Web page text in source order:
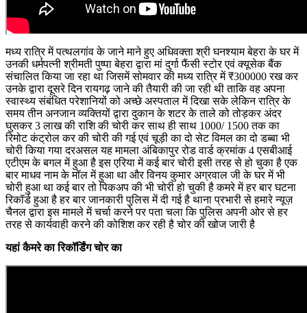
मध्य रात्रि में पत्थलगांव के जाने माने हुए अधिवक्ता श्री घनश्याम बेहरा के घर में
उनकी धर्मपत्नी श्रीमती पुष्पा बेहरा द्वारा मां दुर्गा फैंसी स्टोर एवं क्यूसेक बैंक
संचालित किया जा रहा था जिसमें सोमवार की मध्य रात्रि में ₹300000 रख कर
उनके द्वारा दूसरे दिन रायगढ़ जाने की तैयारी की जा रही थी ताकि वह अपना
स्वास्थ्य संबंधित परेशानियों को अच्छे अस्पताल में दिखा सके लेकिन रात्रि के
समय तीन अनजान व्यक्तियों द्वारा दुकान के शटर के ताले को तोड़कर अंदर
घुसकर 3 लाख की राशि की चोरी कर साथ ही साथ 1000/ 1500 तक का
रिमोट कंट्रोल कर की चोरी की गई एवं चूड़ी का दो सेट विमल का दो डब्बा भी
चोरी किया गया दरअसल यह मामला अंबिकापुर रोड वार्ड क्रमांक 4 एसबीआई
एटीएम के बगल में हुआ है इस एरिया में कई बार चोरी इसी तरह से हो चुका है एक
बार माधव नाम के मॉल में हुआ था और विनय कुमार अग्रवाल जी के घर में भी
चोरी हुआ था कई बार तो पिकअप की भी चोरी हो चुकी है कमरे में हर बार घटना
रिकॉर्ड हुआ है हर बार जानकारी पुलिस में दी गई है थाना प्रभारी से हमारे न्यूज़
चैनल द्वारा इस मामले में चर्चा करने पर पता चला कि पुलिस अपनी ओर से हर
तरह से कार्यवाही करने की कोशिश कर रही है चोर की खोज जारी है
यहां कैमरे का रिकॉर्डिंग चोर का